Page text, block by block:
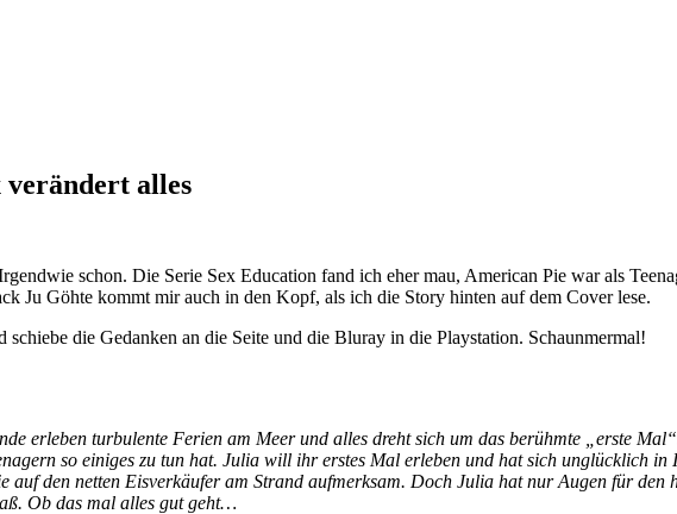
verändert alles
schon. Die Serie Sex Education fand ich eher mau, American Pie war als
Ju Göhte kommt mir auch in den Kopf, als ich die Story hinten auf dem Cover lese.
die Gedanken an die Seite und die Bluray in die Playstation. Schaunmermal!
erleben turbulente Ferien am Meer und alles dreht sich um das berühmte „erste
so einiges zu tun hat. Julia will ihr erstes Mal erleben und hat sich unglücklich
den netten Eisverkäufer am Strand aufmerksam. Doch Julia hat nur Augen für den
Ob das mal alles gut geht…